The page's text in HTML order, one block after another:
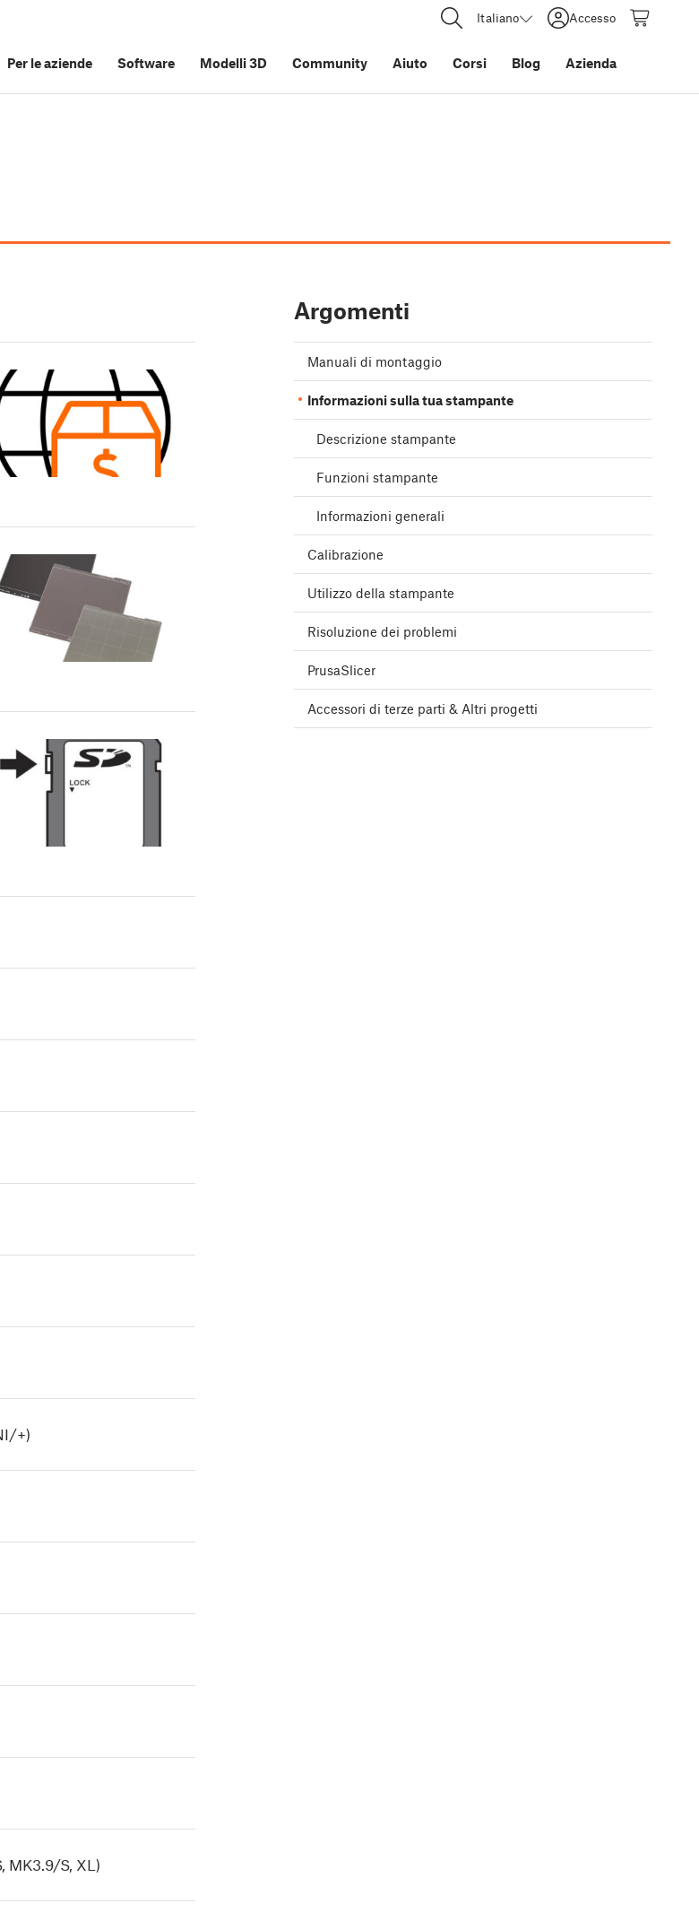
Italiano Accesso
Per le aziende Software Modelli 3D Community Aiuto Corsi Blog Azienda
+)
MK3.9/S, XL)
Argomenti
Manuali di montaggio
Informazioni sulla tua stampante
Descrizione stampante
Funzioni stampante
Informazioni generali
Calibrazione
Utilizzo della stampante
Risoluzione dei problemi
PrusaSlicer
Accessori di terze parti & Altri progetti